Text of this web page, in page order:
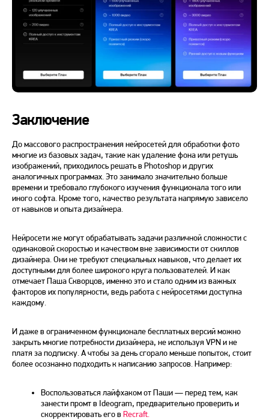
Заключение
До массового распространения нейросетей для обработки фото
многие из базовых задач, такие как удаление фона или ретушь
изображений, приходилось решать в Photoshop и других
аналогичных программах. Это занимало значительно больше
времени и требовало глубокого изучения функционала того или
иного софта. Кроме того, качество результата напрямую зависело
от навыков и опыта дизайнера.
Нейросети же могут обрабатывать задачи различной сложности с
одинаковой скоростью и качеством вне зависимости от скиллов
дизайнера. Они не требуют специальных навыков, что делает их
доступными для более широкого круга пользователей. И как
отмечает Паша Скворцов, именно это и стало одним из важных
факторов их популярности, ведь работа с нейросетями доступна
каждому.
И даже в ограниченном функционале бесплатных версий можно
закрыть многие потребности дизайнера, не используя VPN и не
платя за подписку. А чтобы за день сгорало меньше попыток, стоит
более осознанно подходить к написанию запросов. Например:
Воспользоваться лайфхаком от Паши — перед тем, как
занести промт в Ideogram, предварительно проверить и
скорректировать его в Recraft.